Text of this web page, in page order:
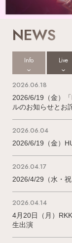
NEWS
Info Live
2026.06.18
2026/6/19（金）
ルのお知らせとお
2026.06.04
2026/6/19（金）
2026.04.17
2026/4/29（水・祝
2026.04.14
4月20日（月）
生出演